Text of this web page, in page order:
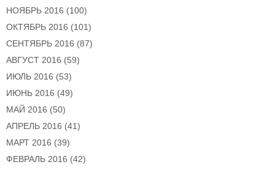
НОЯБРЬ 2016 (100)
ОКТЯБРЬ 2016 (101)
СЕНТЯБРЬ 2016 (87)
АВГУСТ 2016 (59)
ИЮЛЬ 2016 (53)
ИЮНЬ 2016 (49)
МАЙ 2016 (50)
АПРЕЛЬ 2016 (41)
МАРТ 2016 (39)
ФЕВРАЛЬ 2016 (42)